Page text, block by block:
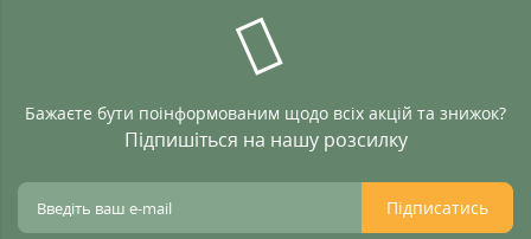
Бажаєте бути поінформованим щодо всіх акцій та знижок?
Підпишіться на нашу розсилку
Підписатись